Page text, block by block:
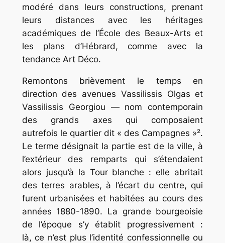
modéré dans leurs constructions, prenant
leurs distances avec les héritages
académiques de l’École des Beaux-Arts et
les plans d’Hébrard, comme avec la
tendance Art Déco.
Remontons brièvement le temps en
direction des avenues Vassilissis Olgas et
Vassilissis Georgiou — nom contemporain
des grands axes qui composaient
autrefois le quartier dit « des Campagnes »².
Le terme désignait la partie est de la ville, à
l’extérieur des remparts qui s’étendaient
alors jusqu’à la Tour blanche : elle abritait
des terres arables, à l’écart du centre, qui
furent urbanisées et habitées au cours des
années 1880-1890. La grande bourgeoisie
de l’époque s’y établit progressivement :
là, ce n’est plus l’identité confessionnelle ou